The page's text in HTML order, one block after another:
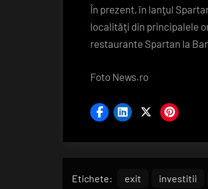
În prezent, în lanţul
localităţi din principalele
restaurante Spartan la
Foto News.ro
Etichete: exit investitii